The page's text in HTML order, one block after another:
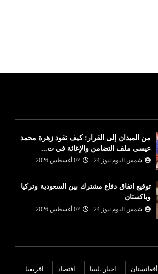
من الميدان إلى القرار: كيف تقود زهرة محمد
عيسى ملف التضامن والإغاثة في ت...
شمس اليوم نيوز 24 07 أغسطس 2026
توقيع اتفاق دفاع مشترك بين السعودية وتركيا
وباكستان
شمس اليوم نيوز 24 07 أغسطس 2026
أفغانستان اخبار ،ليبيا افتصاد افريقيا